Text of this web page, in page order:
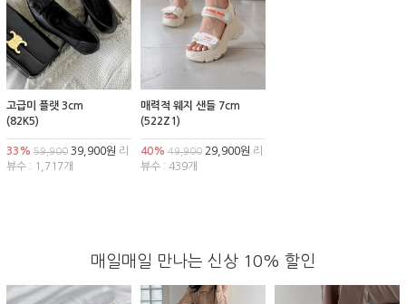
고급미 플랫 3cm
(82K5)
33% 59,900 39,900원 리
뷰수 : 1,717개
매력적 웨지 샌들 7cm
(522Z1)
40% 49,90029,900원 리
뷰수 : 439개
매일매일 만나는 신상 10% 할인